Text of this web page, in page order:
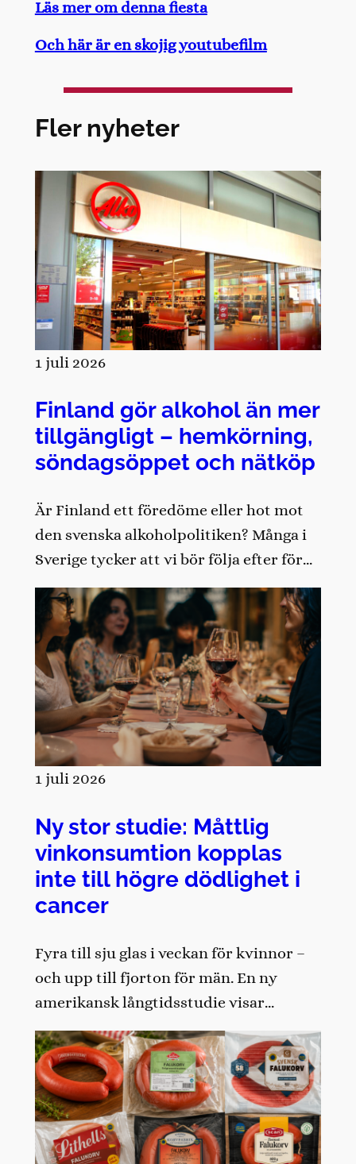
Läs mer om denna fiesta
Och här är en skojig youtubefilm
Fler nyheter
1 juli 2026
Finland gör alkohol än mer
tillgängligt – hemkörning,
söndagsöppet och nätköp
Är Finland ett föredöme eller hot mot
den svenska alkoholpolitiken? Många i
Sverige tycker att vi bör följa efter för…
1 juli 2026
Ny stor studie: Måttlig
vinkonsumtion kopplas
inte till högre dödlighet i
cancer
Fyra till sju glas i veckan för kvinnor –
och upp till fjorton för män. En ny
amerikansk långtidsstudie visar…